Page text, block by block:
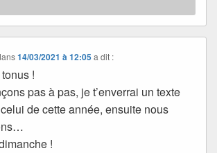
14/03/2021 à 12:05 a dit :
!
pas à pas, je t’enverrai un texte
de cette année, ensuite nous
!